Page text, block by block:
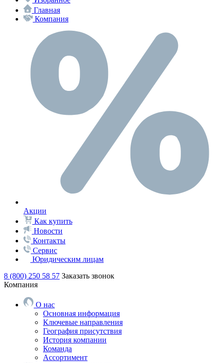
Главная
Компания
Акции
Как купить
Новости
Контакты
Сервис
Юридическим лицам
8 (800) 250 58 57 Заказать звонок
Компания
О нас
Основная информация
Ключевые направления
География присутствия
История компании
Команда
Ассортимент